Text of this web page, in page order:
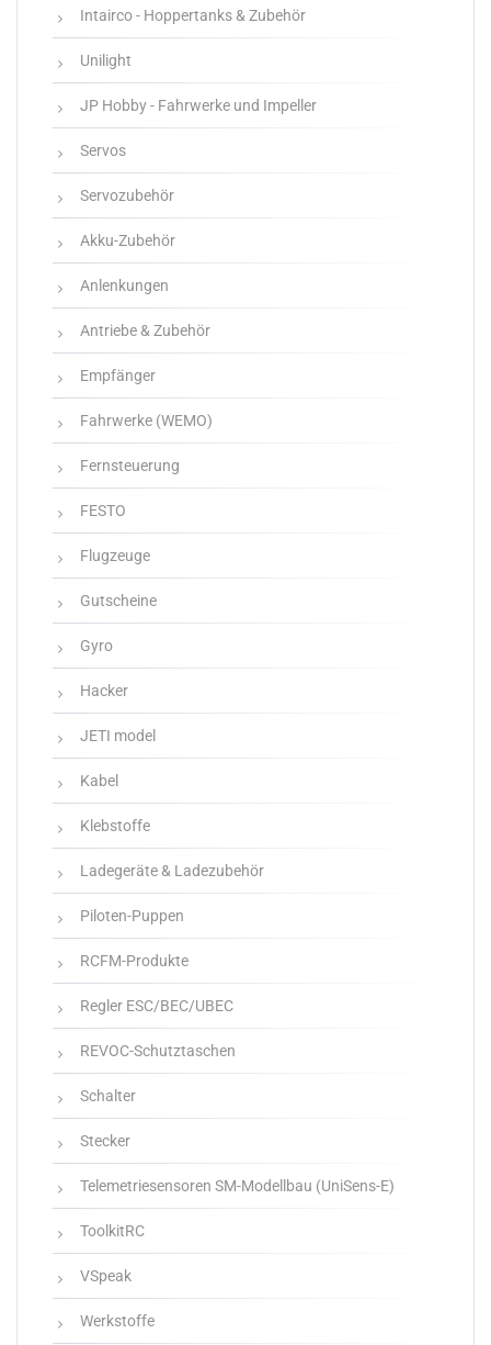
Intairco - Hoppertanks & Zubehör
Unilight
JP Hobby - Fahrwerke und Impeller
Servos
Servozubehör
Akku-Zubehör
Anlenkungen
Antriebe & Zubehör
Empfänger
Fahrwerke (WEMO)
Fernsteuerung
FESTO
Flugzeuge
Gutscheine
Gyro
Hacker
JETI model
Kabel
Klebstoffe
Ladegeräte & Ladezubehör
Piloten-Puppen
RCFM-Produkte
Regler ESC/BEC/UBEC
REVOC-Schutztaschen
Schalter
Stecker
Telemetriesensoren SM-Modellbau (UniSens-E)
ToolkitRC
VSpeak
Werkstoffe